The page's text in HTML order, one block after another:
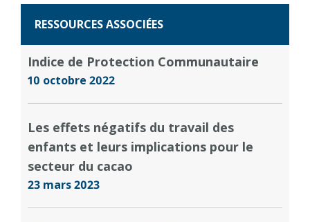
RESSOURCES ASSOCIÉES
Indice de Protection Communautaire
10 octobre 2022
Les effets négatifs du travail des
enfants et leurs implications pour le
secteur du cacao
23 mars 2023